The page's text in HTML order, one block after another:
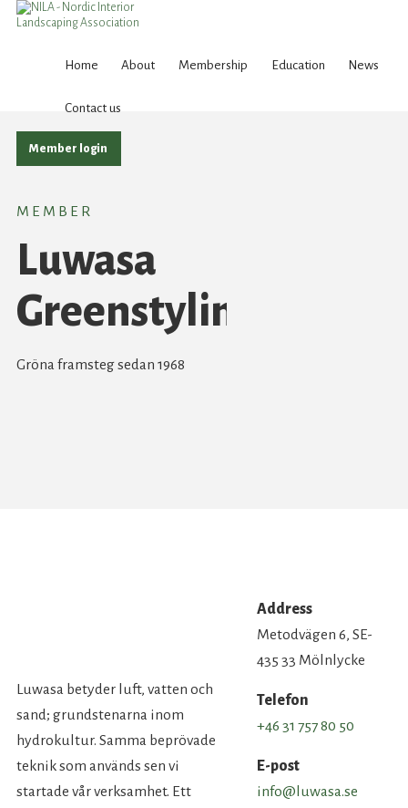
Home About Membership Education News
Contact us
Member login
MEMBER
Luwasa
Greenstyling
Gröna framsteg sedan 1968
Luwasa betyder luft, vatten och
sand; grundstenarna inom
hydrokultur. Samma beprövade
teknik som används sen vi
startade vår verksamhet. Ett
Address
Metodvägen 6, SE-
435 33 Mölnlycke
Telefon
+46 31 757 80 50
E-post
info@luwasa.se